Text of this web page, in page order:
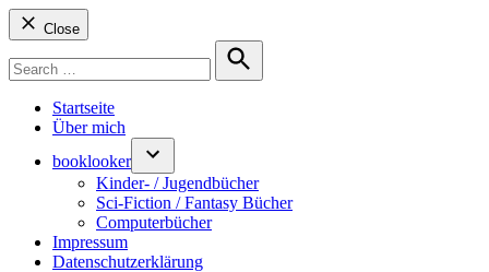
Close
for:
Search
Startseite
Über mich
booklooker
Kinder- / Jugendbücher
Sci-Fiction / Fantasy Bücher
Computerbücher
Impressum
Datenschutzerklärung